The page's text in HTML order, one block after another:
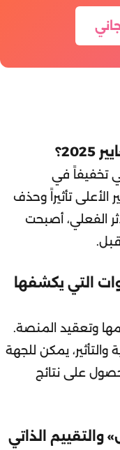
إلى 89 لا يعني تخفيفاً في
الأعلى تأثيراً وحذف
الفعلي، أصبحت
قبل.
التي يكشفها
وتعقيد المنصة.
يمكن للجهة
على نتائج
والتقييم الذاتي